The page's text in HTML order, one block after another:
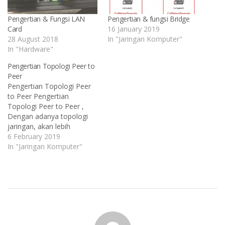
Pengertian & Fungsi LAN
Card
28 August 2018
In "Hardware"
Pengertian & fungsi Bridge
16 January 2019
In "Jaringan Komputer"
Pengertian Topologi Peer to
Peer
Pengertian Topologi Peer
to Peer Pengertian
Topologi Peer to Peer ,
Dengan adanya topologi
jaringan, akan lebih
memudahkan untuk akses
sebuah data server
yang menghubungkan
6 February 2019
In "Jaringan Komputer"